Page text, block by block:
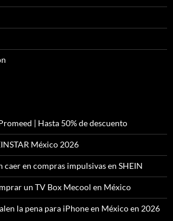
| Hasta 50% de descuento
México 2026
caer en compras impulsivas en SHEIN
un TV Box Mecool en México
la pena para iPhone en México en 2026